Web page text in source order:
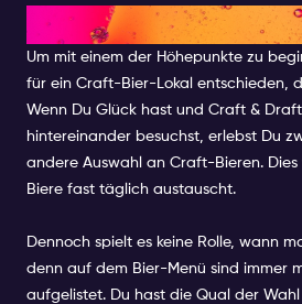
CRAFT AND DRAFT
Um mit einem der Höhepunkte zu
für ein Craft-Bier-Lokal entschieden,
Wenn Du Glück hast und Craft &
hintereinander besuchst, erlebst Du
andere Auswahl an Craft-Bieren. Dies
Biere fast täglich austauscht.
Dennoch spielt es keine Rolle, wann
denn auf dem Bier-Menü sind immer
aufgelistet. Du hast die Qual der